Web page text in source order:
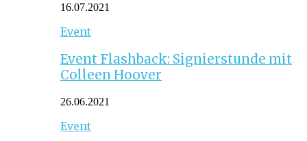
16.07.2021
Event
Event Flashback: Signierstunde mit
Colleen Hoover
26.06.2021
Event